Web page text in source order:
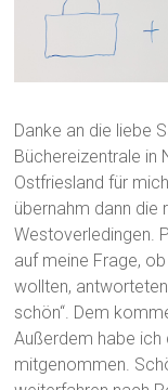
Danke an die liebe
Büchereizentrale in
Ostfriesland für
übernahm dann die
Westoverledingen.
auf meine Frage,
wollten,
schön“. Dem
Außerdem habe ich
mitgenommen.